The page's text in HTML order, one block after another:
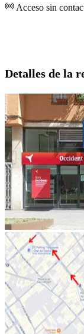
Acceso sin
Detalles de la